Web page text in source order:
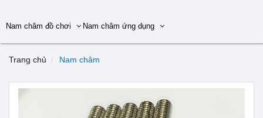
Nam châm đồ chơi Nam châm ứng dụng
Trang chủ Nam châm